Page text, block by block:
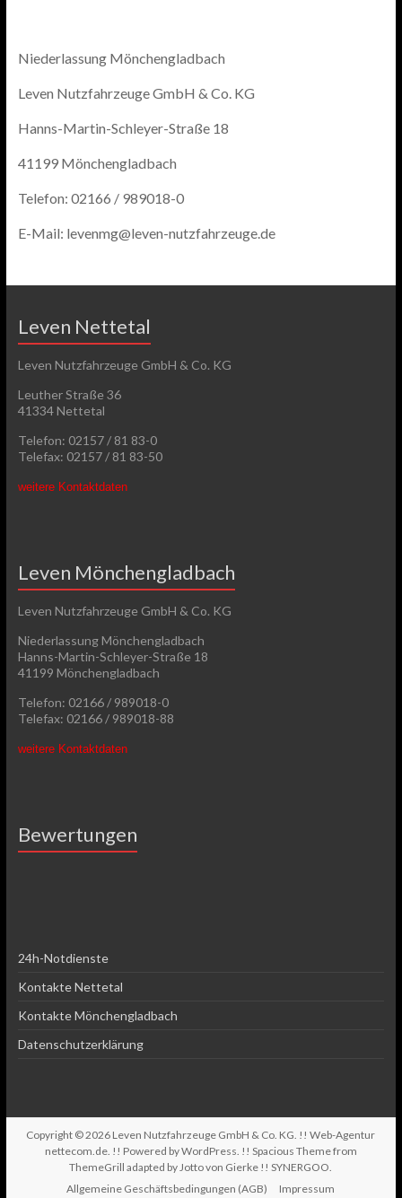
Niederlassung Mönchengladbach
Leven Nutzfahrzeuge GmbH & Co. KG
Hanns-Martin-Schleyer-Straße 18
41199 Mönchengladbach
Telefon: 02166 / 989018-0
E-Mail: levenmg@leven-nutzfahrzeuge.de
Leven Nettetal
Leven Nutzfahrzeuge GmbH & Co. KG
Leuther Straße 36
41334 Nettetal
Telefon: 02157 / 81 83-0
Telefax: 02157 / 81 83-50
weitere Kontaktdaten
Leven Mönchengladbach
Leven Nutzfahrzeuge GmbH & Co. KG
Niederlassung Mönchengladbach
Hanns-Martin-Schleyer-Straße 18
41199 Mönchengladbach
Telefon: 02166 / 989018-0
Telefax: 02166 / 989018-88
weitere Kontaktdaten
Bewertungen
24h-Notdienste
Kontakte Nettetal
Kontakte Mönchengladbach
Datenschutzerklärung
Copyright © 2026 Leven Nutzfahrzeuge GmbH & Co. KG . !! Web-Agentur
nettecom.de. !! Powered byWordPress . !! Spacious Theme from
ThemeGrill adapted by Jotto von Gierke !!SYNERGOO
Allgemeine Geschäftsbedingungen (AGB)
Impressum